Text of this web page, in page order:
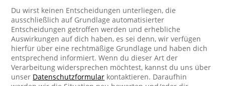
Du wirst keinen Entscheidungen unterliegen, die
ausschließlich auf Grundlage automatisierter
Entscheidungen getroffen werden und erhebliche
Auswirkungen auf dich haben, es sei denn, wir verfügen
hierfür über eine rechtmäßige Grundlage und haben dich
entsprechend informiert. Wenn du dieser Art der
Verarbeitung widersprechen möchtest, kannst du uns über
unser Datenschutzformular kontaktieren. Daraufhin